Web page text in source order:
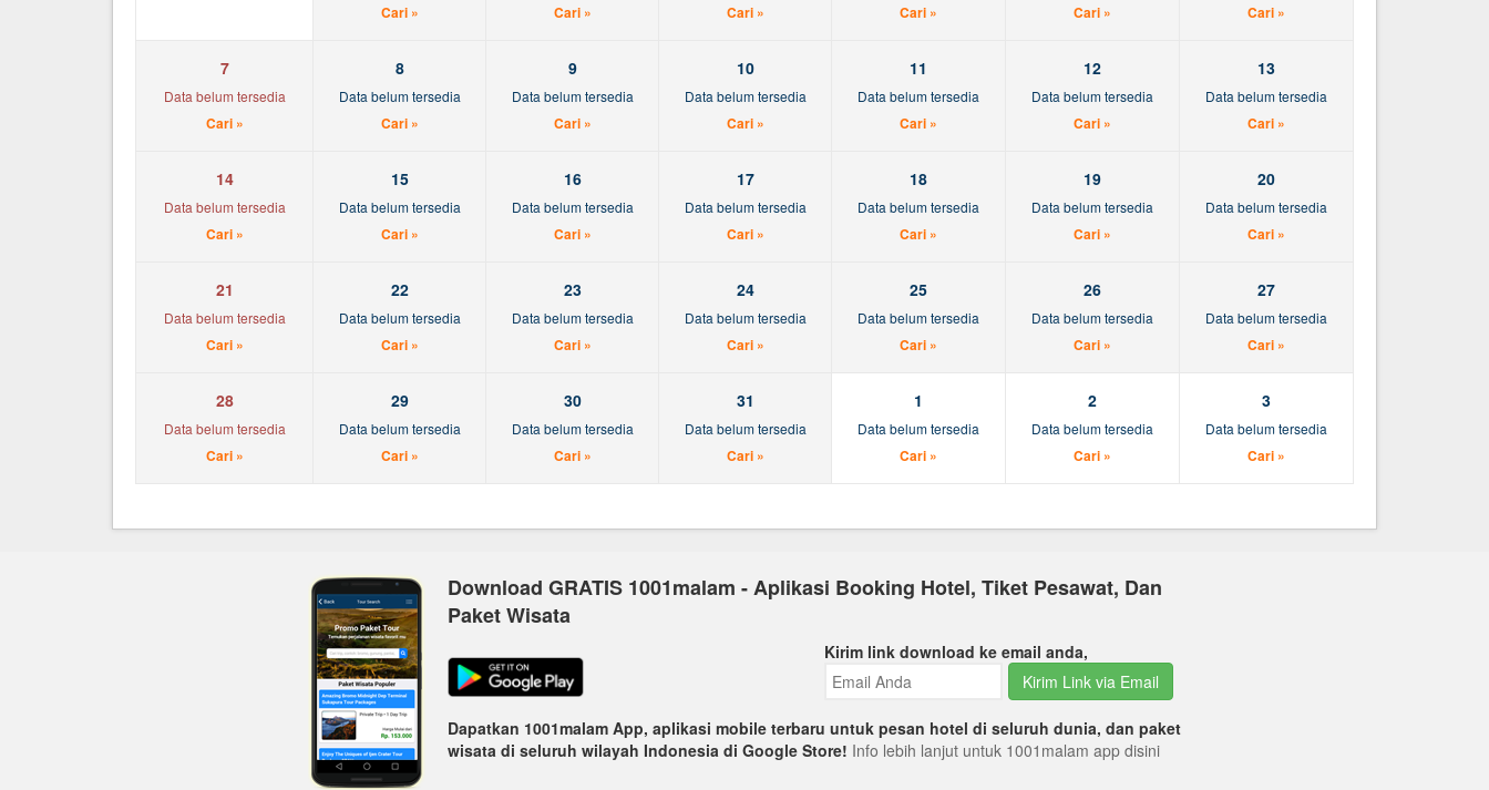
Cari » Cari » Cari » Cari » Cari » Cari »
7
Data belum tersedia
Cari »
8
Data belum tersedia
Cari »
9
Data belum tersedia
Cari »
10
Data belum tersedia
Cari »
11
Data belum tersedia
Cari »
12
Data belum tersedia
Cari »
13
Data belum tersedia
Cari »
14
Data belum tersedia
Cari »
15
Data belum tersedia
Cari »
16
Data belum tersedia
Cari »
17
Data belum tersedia
Cari »
18
Data belum tersedia
Cari »
19
Data belum tersedia
Cari »
20
Data belum tersedia
Cari »
21
Data belum tersedia
Cari »
22
Data belum tersedia
Cari »
23
Data belum tersedia
Cari »
24
Data belum tersedia
Cari »
25
Data belum tersedia
Cari »
26
Data belum tersedia
Cari »
27
Data belum tersedia
Cari »
28
Data belum tersedia
Cari »
29
Data belum tersedia
Cari »
30
Data belum tersedia
Cari »
31
Data belum tersedia
Cari »
1
Data belum tersedia
Cari »
2
Data belum tersedia
Cari »
3
Data belum tersedia
Cari »
Download GRATIS 1001malam - Aplikasi Booking Hotel, Tiket Pesawat, Dan
Paket Wisata
Kirim link download ke email anda,
Kirim Link via Email
Dapatkan 1001malam App, aplikasi mobile terbaru untuk pesan hotel di seluruh dunia, dan paket
wisata di seluruh wilayah Indonesia di Google Store! Info lebih lanjut untuk 1001malam app disini